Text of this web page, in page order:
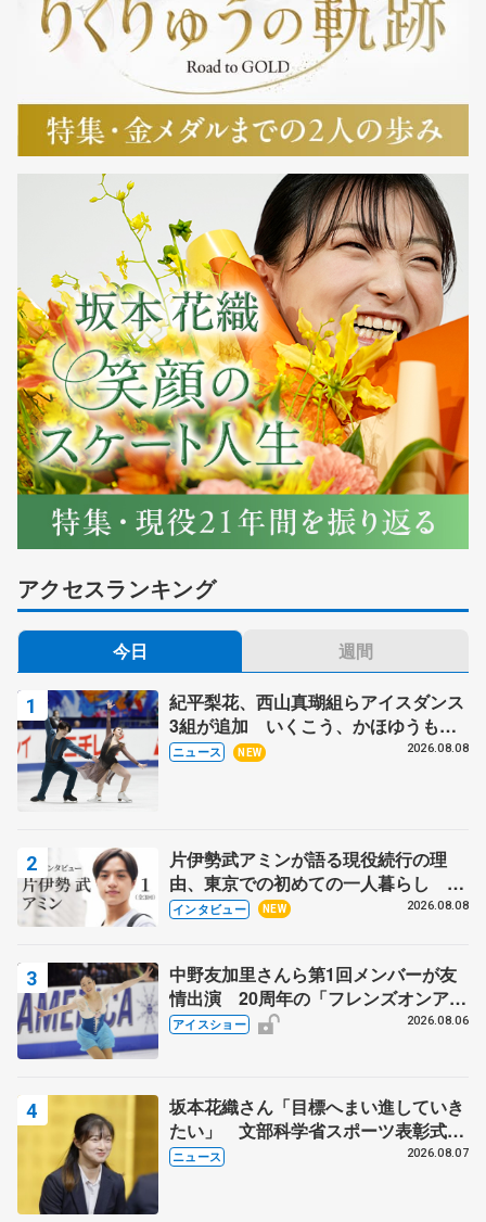
アクセスランキング
今日 週間
紀平梨花、西山真瑚組らアイスダンス
3組が追加 いくこう、かほゆうも、
木下グループ杯
ニュース NEW 2026.08.08
片伊勢武アミンが語る現役続行の理
由、東京での初めての一人暮らし 注
目スケーターの「今」に迫る
インタビュー NEW 2026.08.08
中野友加里さんら第1回メンバーが友
情出演 20周年の「フレンズオンアイ
ス」 宮本賢二さん、有川梨絵さん、
アイスショー 2026.08.06
坂本花織さん「目標へまい進していき
たい」 文部科学省スポーツ表彰式で
代表謝辞
ニュース 2026.08.07